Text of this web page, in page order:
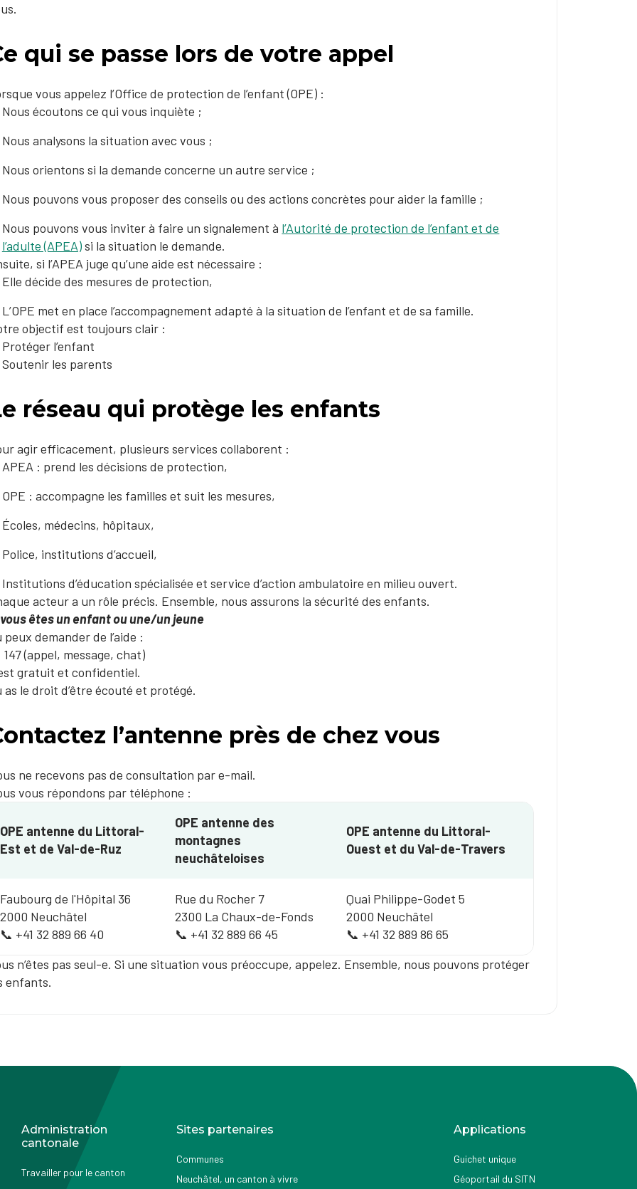
qui se passe lors de votre appel
vous appelez l’Office de protection de l’enfant (OPE) :
Nous écoutons ce qui vous inquiète ;
Nous analysons la situation avec vous ;
Nous orientons si la demande concerne un autre service ;
Nous pouvons vous proposer des conseils ou des actions concrètes pour aider la famille ;
Nous pouvons vous inviter à faire un signalement à l’Autorité de protection de l’enfant et de
l’adulte (APEA)si la situation le demande.
si l’APEA juge qu’une aide est nécessaire :
Elle décide des mesures de protection,
L’OPE met en place l’accompagnement adapté à la situation de l’enfant et de sa famille.
objectif est toujours clair :
l’enfant
les parents
réseau qui protège les enfants
agir efficacement, plusieurs services collaborent :
APEA : prend les décisions de protection,
OPE : accompagne les familles et suit les mesures,
Écoles, médecins, hôpitaux,
Police, institutions d’accueil,
Institutions d’éducation spécialisée et service d’action ambulatoire en milieu ouvert.
acteur a un rôle précis. Ensemble, nous assurons la sécurité des enfants.
êtes un enfant ou une/un jeune
peux demander de l’aide :
147 (appel, message, chat)
gratuit et confidentiel.
as le droit d’être écouté et protégé.
l’antenne près de chez vous
ne recevons pas de consultation par e-mail.
vous répondons par téléphone :
OPE antenne du Littoral-
Est et de Val-de-Ruz
OPE antenne des
montagnes
neuchâteloises
OPE antenne du Littoral-
Ouest et du Val-de-Travers
Faubourg de l'Hôpital 36
2000 Neuchâtel
📞 +41 32 889 66 40
Rue du Rocher 7
2300 La Chaux-de-Fonds
📞 +41 32 889 66 45
Quai Philippe-Godet 5
2000 Neuchâtel
📞 +41 32 889 86 65
n’êtes pas seul-e. Si une situation vous préoccupe, appelez. Ensemble, nous pouvons protéger
enfants.
Administration
cantonale
Travailler pour le canton
Sites partenaires
Communes
Neuchâtel, un canton à vivre
Applications
Guichet unique
Géoportail du SITN